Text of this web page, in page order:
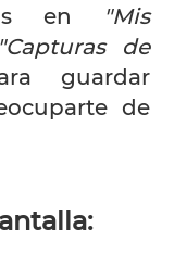
en
"Mis
de
guardar
de